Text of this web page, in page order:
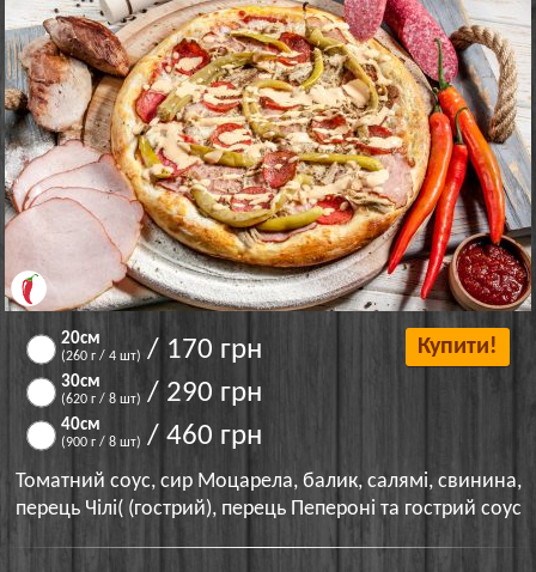
20см
(260 г / 4 шт) / 170 грн
30см
(620 г / 8 шт) / 290 грн
40см
(900 г / 8 шт) / 460 грн
Купити!
Томатний соус, сир Моцарела, балик, салямі, свинина,
перець Чілі( (гострий), перець Пепероні та гострий соус